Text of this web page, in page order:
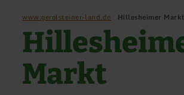
www.gerolsteiner-land.de Hillesheimer Markt
Markt